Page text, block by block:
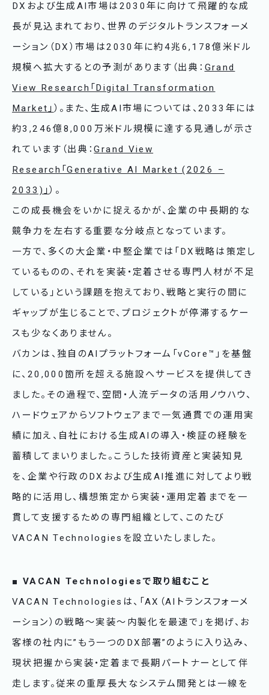
DXおよび生成AI市場は2030年に向けて飛躍的な成
長が見込まれており、世界のデジタルトランスフォーメ
ーション（DX）市場は2030年に約4兆6,178億米ドル
規模へ拡大するとの予測があります（出典： Grand
View Research「Digital Transformation
Market」 ）。また、生成AI市場については、2033年には
約3,246億8,000万米ドル規模に達する見通しが示さ
れています（出典：Grand View
Research「Generative AI Market (2026 –
2033)」 ）。
この成長機会をいかに捉えるかが、企業の中長期的な
競争力を左右する重要な分岐点となっています。
一方で、多くの大企業・中堅企業では「DX戦略は策定し
ているものの、それを実装・定着させる専門人材が不足
している」という課題を抱えており、戦略と実行の間に
ギャップが生じることで、プロジェクトが停滞するケー
スも少なくありません。
バカンは、独自のAIプラットフォーム「vCore™」を基盤
に、20,000箇所を超える施設へサービスを提供してき
ました。その過程で、空間・人流データの活用ノウハウ、
ハードウェアからソフトウェアまで一気通貫での運用実
績に加え、自社における生成AIの導入・検証の経験を
蓄積してまいりました。こうした技術資産と実装知見
を、企業や行政のDXおよび生成AI推進に対してより戦
略的に活用し、構想策定から実装・運用定着までを一
貫して支援するための専門組織として、このたび
VACAN Technologiesを設立いたしました。
■ VACAN Technologiesで取り組むこと
VACAN Technologiesは、「AX（AIトランスフォーメ
ーション）の戦略〜実装〜内製化を最速で」を掲げ、お
客様の社内に”もう一つのDX部署”のように入り込み、
現状把握から実装・定着まで長期パートナーとして伴
走します。従来の重厚長大なシステム開発とは一線を